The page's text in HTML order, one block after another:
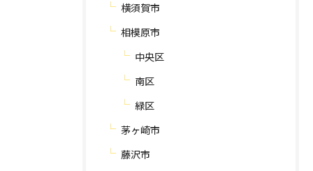
横須賀市
相模原市
中央区
南区
緑区
茅ヶ崎市
藤沢市